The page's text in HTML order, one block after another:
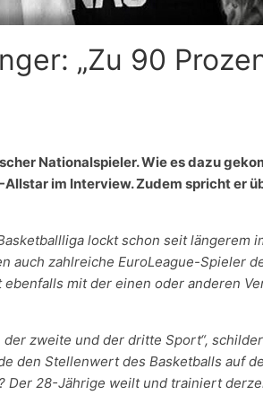
„Zu 90
Nationalspieler. Wie es dazu
im Interview. Zudem spricht er
lockt schon seit längerem
auch zahlreiche EuroLeague-Spieler
mit der einen oder anderen
zweite und der dritte Sport“,
den Stellenwert des Basketballs auf
Der 28-Jährige weilt und trainiert